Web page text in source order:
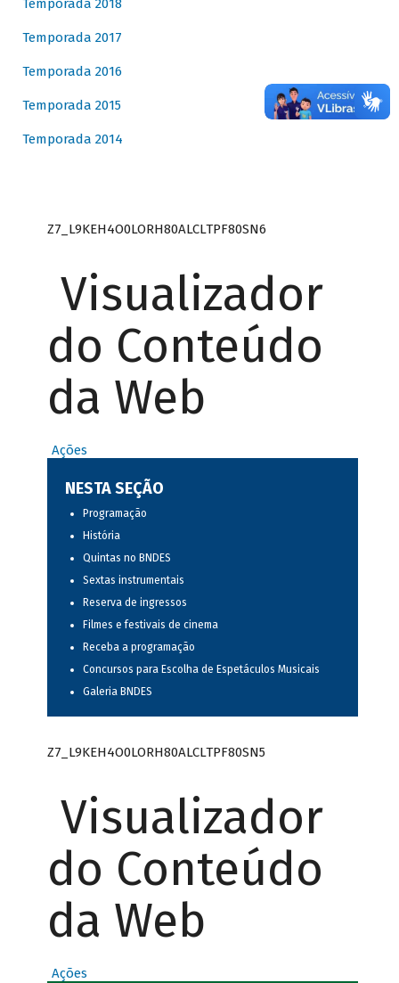
Temporada 2018
Temporada 2017
Temporada 2016
Temporada 2015
Temporada 2014
Z7_L9KEH4O0LORH80ALCLTPF80SN6
Visualizador
do Conteúdo
da Web
Ações
NESTA SEÇÃO
Programação
História
Quintas no BNDES
Sextas instrumentais
Reserva de ingressos
Filmes e festivais de cinema
Receba a programação
Concursos para Escolha de Espetáculos Musicais
Galeria BNDES
Z7_L9KEH4O0LORH80ALCLTPF80SN5
Visualizador
do Conteúdo
da Web
Ações